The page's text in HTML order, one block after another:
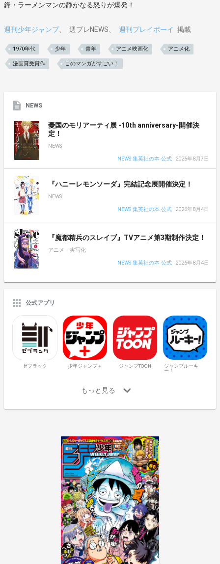
鋒・ラーメンマンの静かなる怒りが爆発！
週刊少年ジャンプ 週プレNEWS 週刊プレイボーイ 掲載
1970年代 少年 青年 アニメ映画化 アニメ化
漫画賞受賞作 このマンガがすごい！
NEWS
憂国のモリアーティ展 -10th anniversary-開催決
定！
NEWS
NEWS 集英社の本 公式
2026年8月7日
『ハニーレモンソーダ』完結記念展開催決定！
NEWS
NEWS 集英社の本 公式
2026年8月4日
『魔都精兵のスレイブ』TVアニメ第3期制作決定！
アニメ・実写化
NEWS 集英社の本 公式
2026年8月4日
公式アプリ
ゼブラック 少年ジャンプ＋ ジャンプTOON
ジャンプルーキ
ー！